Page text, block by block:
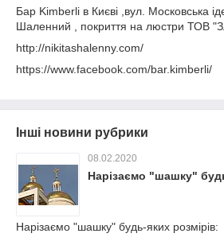
Бар Kimberli в Києві ,вул. Московська
Шаленний
, покриття на люстри ТОВ
http://nikitashalenny.com/
https://www.facebook.com/bar.kimberli/
Інші новини рубрики
08.02.2020
Нарізаємо "шашку"
Нарізаємо "шашку" будь-яких розмірів: